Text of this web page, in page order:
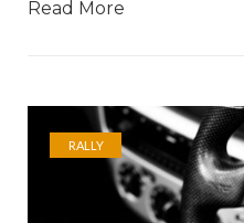
Read More
RALLY